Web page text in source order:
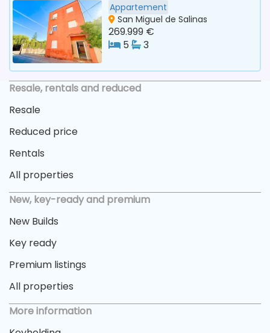
Appartement
San Miguel de Salinas
269.999 €
5
3
Resale, rentals and reduced
Resale
Reduced price
Rentals
All properties
New, key-ready and premium
New Builds
Key ready
Premium listings
All properties
More information